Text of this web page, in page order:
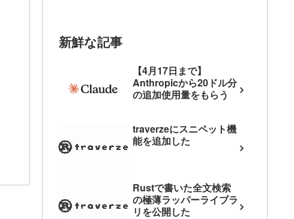
新鮮な記事
【4月17日まで】
Anthropicから20ドル分
の追加使用量をもらう
traverzeにスニペット機
能を追加した
Rustで書いた全文検索
の極薄ラッパーライブラ
リを公開した